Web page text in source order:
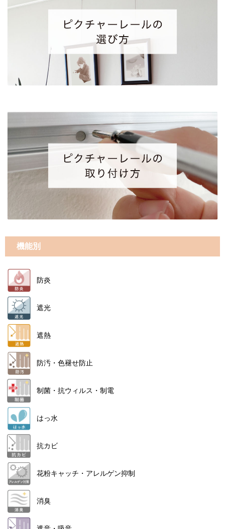
機能別
防炎
遮光
遮熱
防汚・色褪せ防止
制菌・抗ウィルス・制電
はっ水
抗カビ
花粉キャッチ・アレルゲン抑制
消臭